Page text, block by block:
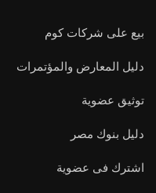
بيع على شركات كوم
دليل المعارض والمؤتمرات
توثيق عضوية
دليل بنوك مصر
اشترك فى عضوية